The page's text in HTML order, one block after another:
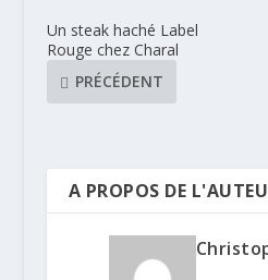
Un steak haché Label
Rouge chez Charal
PRÉCÉDENT
A PROPOS DE